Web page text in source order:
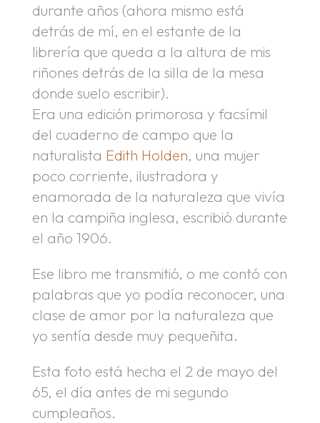
durante años (ahora mismo está
detrás de mí, en el estante de la
librería que queda a la altura de mis
riñones detrás de la silla de la mesa
donde suelo escribir).
Era una edición primorosa y facsímil
del cuaderno de campo que la
naturalista Edith Holden, una mujer
poco corriente, ilustradora y
enamorada de la naturaleza que vivía
en la campiña inglesa, escribió durante
el año 1906.
Ese libro me transmitió, o me contó con
palabras que yo podía reconocer, una
clase de amor por la naturaleza que
yo sentía desde muy pequeñita.
Esta foto está hecha el 2 de mayo del
65, el día antes de mi segundo
cumpleaños.